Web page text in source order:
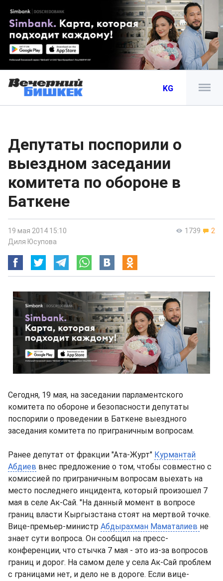
KG
Депутаты поспорили о
выездном заседании
комитета по обороне в
Баткене
1739 2
19 мая 2014 15:10
Диля Юсупова
Сегодня, 19 мая, на заседании парламентского
комитета по обороне и безопасности депутаты
поспорили о проведении в Баткене выездного
заседания комитета по приграничным вопросам.
Ранее депутат от фракции "Ата-Журт" Курмантай
Абдиев внес предложение о том, чтобы совместно с
комиссией по приграничным вопросам выехать на
место последнего инцидента, который произошел 7
мая в селе Ак-Сай. "На данный момент в вопросе
границ власти Кыргызстана стоят на мертвой точке.
Вице-премьер-министр Абдырахман Маматалиев не
знает сути вопроса. Он сообщил на пресс-
конференции, что стычка 7 мая - это из-за вопросов
границ и дорог. На самом деле у села Ак-Сай проблем
с границами нет, и дело не в дороге. Если вице-